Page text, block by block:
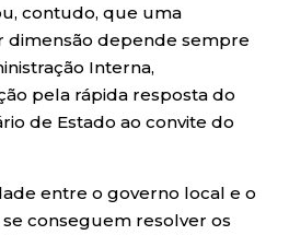
contudo, que uma
dimensão depende sempre
Interna,
pela rápida resposta do
de Estado ao convite do
entre o governo local e o
conseguem resolver os